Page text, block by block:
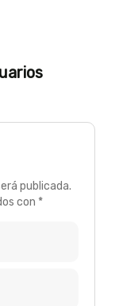
publicada.
con *